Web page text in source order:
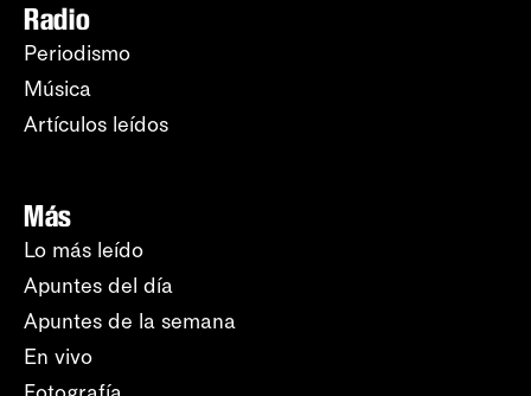
Radio
Periodismo
Música
Artículos leídos
Más
Lo más leído
Apuntes del día
Apuntes de la semana
En vivo